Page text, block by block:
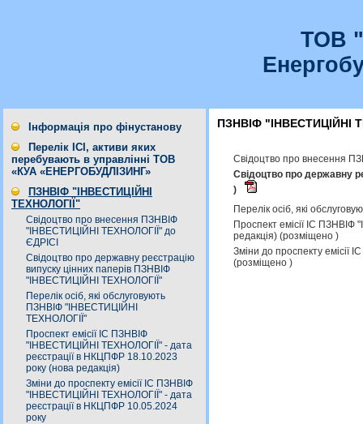
ТОВ
Інформація про фінустанову
Перелік ІСІ, активи яких
перебувають в управлінні ТОВ
«КУА «ЕНЕРГОБУДЛІЗИНГ»
ПЗНВІФ "ІНВЕСТИЦІЙНІ
ТЕХНОЛОГІЇ"
Cвідоцтво про внесення ПЗНВІФ
"ІНВЕСТИЦІЙНІ ТЕХНОЛОГІЇ" до
ЄДРІСІ
Свідоцтво про державну реєстрацію
випуску цінних паперів ПЗНВІФ
"ІНВЕСТИЦІЙНІ ТЕХНОЛОГІЇ"
Перелік осіб, які обслуговують
ПЗНВІФ "ІНВЕСТИЦІЙНІ
ТЕХНОЛОГІЇ"
Проспект емісії ІС ПЗНВІФ
"ІНВЕСТИЦІЙНІ ТЕХНОЛОГІЇ" - дата
реєстрації в НКЦПФР 18.10.2023
року (нова редакція)
Зміни до проспекту емісії ІС ПЗНВІФ
"ІНВЕСТИЦІЙНІ ТЕХНОЛОГІЇ" - дата
реєстрації в НКЦПФР 10.05.2024
року
ПЗНВІФ "ІНВЕСТИЦІЙНІ
Cвідоцтво про внесення
Свідоцтво про державну
)
Перелік осіб, які
Проспект емісії ІС
редакція) (розміщено )
Зміни до проспекту
(розміщено )